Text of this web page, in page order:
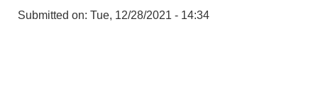
Submitted on: Tue, 12/28/2021 - 14:34